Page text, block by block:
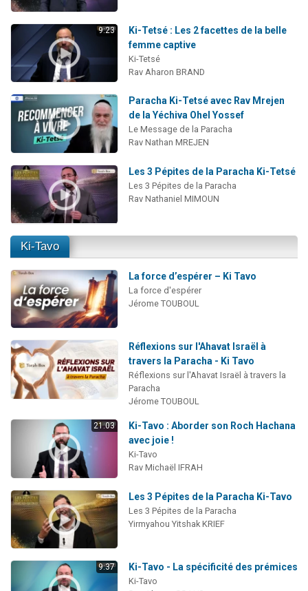
9:23
Ki-Tetsé : Les 2 facettes de la belle
femme captive
Ki-Tetsé
Rav Aharon BRAND
Paracha Ki-Tetsé avec Rav Mrejen
de la Yéchiva Ohel Yossef
Le Message de la Paracha
Rav Nathan MREJEN
Les 3 Pépites de la Paracha Ki-Tetsé
Les 3 Pépites de la Paracha
Rav Nathaniel MIMOUN
Ki-Tavo
La force d’espérer – Ki Tavo
La force d'espérer
Jérome TOUBOUL
Réflexions sur l'Ahavat Israël à
travers la Paracha - Ki Tavo
Réflexions sur l'Ahavat Israël à travers la
Paracha
Jérome TOUBOUL
21:03
Ki-Tavo : Aborder son Roch Hachana
avec joie !
Ki-Tavo
Rav Michaël IFRAH
Les 3 Pépites de la Paracha Ki-Tavo
Les 3 Pépites de la Paracha
Yirmyahou Yitshak KRIEF
9:37 Ki-Tavo - La spécificité des prémices
Ki-Tavo